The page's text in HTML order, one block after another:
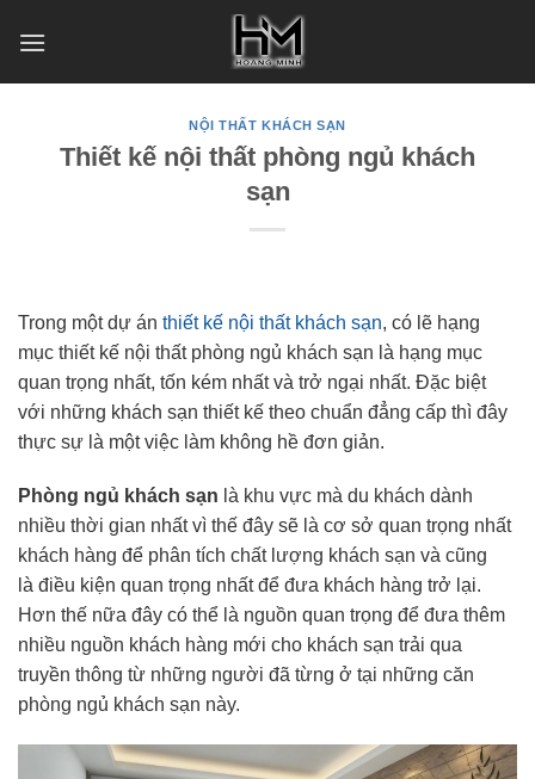
NỘI THẤT KHÁCH SẠN
Thiết kế nội thất phòng ngủ khách
sạn
Trong một dự án thiết kế nội thất khách sạn, có lẽ hạng
mục thiết kế nội thất phòng ngủ khách sạn là hạng mục
quan trọng nhất, tốn kém nhất và trở ngại nhất. Đặc biệt
với những khách sạn thiết kế theo chuẩn đẳng cấp thì đây
thực sự là một việc làm không hề đơn giản.
Phòng ngủ khách sạn là khu vực mà du khách dành
nhiều thời gian nhất vì thế đây sẽ là cơ sở quan trọng nhất
khách hàng để phân tích chất lượng khách sạn và cũng
là điều kiện quan trọng nhất để đưa khách hàng trở lại.
Hơn thế nữa đây có thể là nguồn quan trọng để đưa thêm
nhiều nguồn khách hàng mới cho khách sạn trải qua
truyền thông từ những người đã từng ở tại những căn
phòng ngủ khách sạn này.